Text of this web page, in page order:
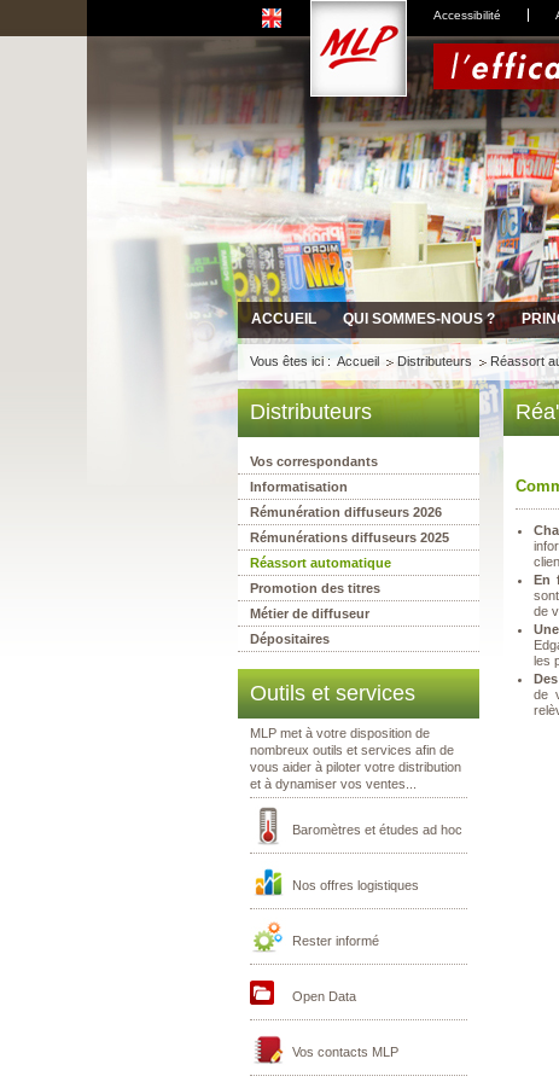
Accessibilité
ACCUEIL QUI SOMMES-NOUS ?
Vous êtes ici : Accueil Distributeurs Réassort
Distributeurs
Vos correspondants
Informatisation
Rémunération diffuseurs 2026
Rémunérations diffuseurs 2025
Réassort automatique
Promotion des titres
Métier de diffuseur
Dépositaires
Outils et services
MLP met à votre disposition de
nombreux outils et services afin de
vous aider à piloter votre distribution
et à dynamiser vos ventes...
Baromètres et études ad hoc
Nos offres logistiques
Rester informé
Open Data
Vos contacts MLP
En
de
les
de